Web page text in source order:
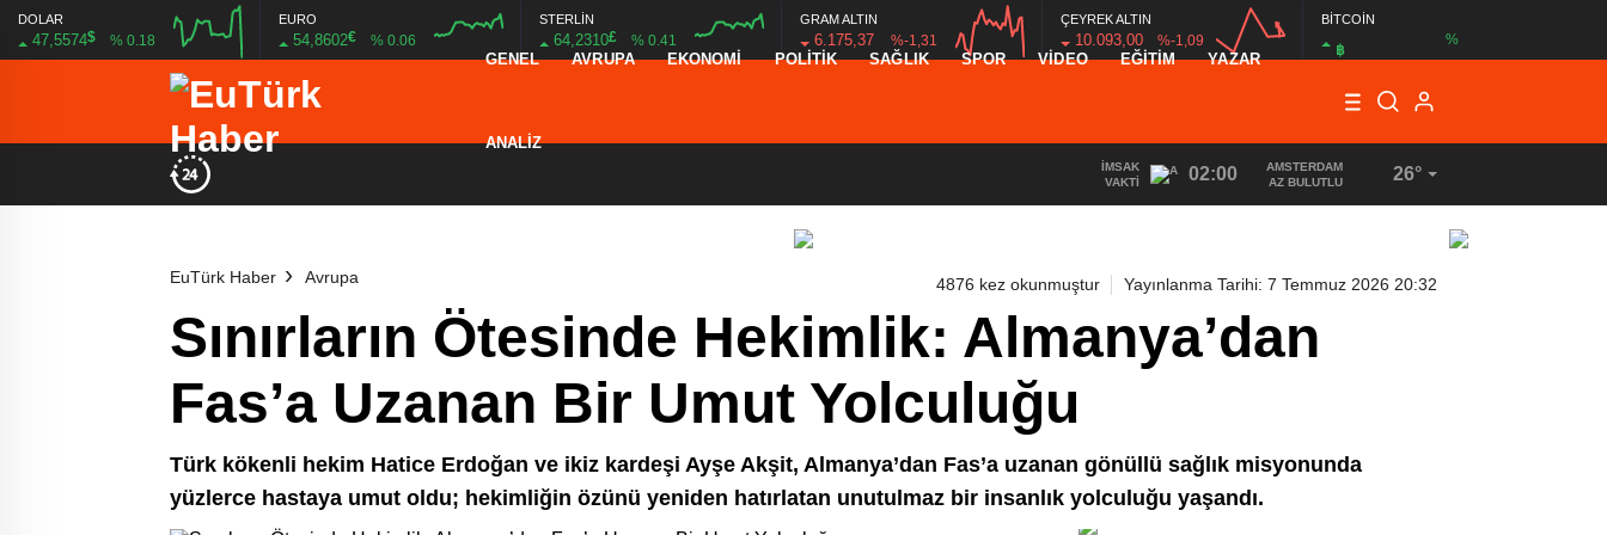
DOLAR
47,5574$ % 0.18
16:00
EURO
54,8602€ % 0.06
STERLİN
64,2310£ % 0.41
GRAM ALTIN
6.175,37 %-1,31
ÇEYREK ALTIN
10.093,00 %-1,09
BİTCOİN
฿
%
GENEL AVRUPA EKONOMİ POLİTİK SAĞLIK SPOR VİDEO EĞİTİM YAZAR
ANALİZ
İMSAK
VAKTI
02:00
AMSTERDAM
AZ BULUTLU
26°
EuTürk Haber Avrupa 4876 kez okunmuştur Yayınlanma Tarihi: 7 Temmuz 2026 20:32
Sınırların Ötesinde Hekimlik: Almanya’dan
Fas’a Uzanan Bir Umut Yolculuğu
Türk kökenli hekim Hatice Erdoğan ve ikiz kardeşi Ayşe Akşit, Almanya’dan Fas’a uzanan gönüllü sağlık misyonunda
yüzlerce hastaya umut oldu; hekimliğin özünü yeniden hatırlatan unutulmaz bir insanlık yolculuğu yaşandı.